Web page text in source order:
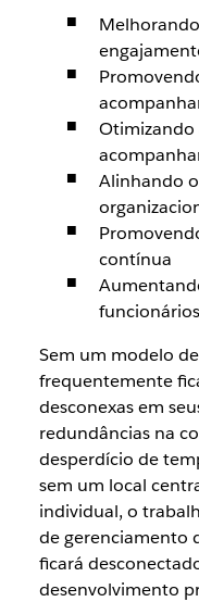
Otimizando
Alinhando
contínua
funcionários
Sem um modelo
frequentemente
desconexas em
redundâncias na
desperdício de
sem um local
individual, o
de gerenciamento
ficará
desenvolvimento